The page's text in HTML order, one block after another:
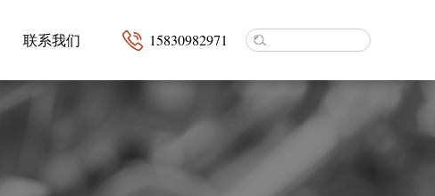
联系我们 15830982971